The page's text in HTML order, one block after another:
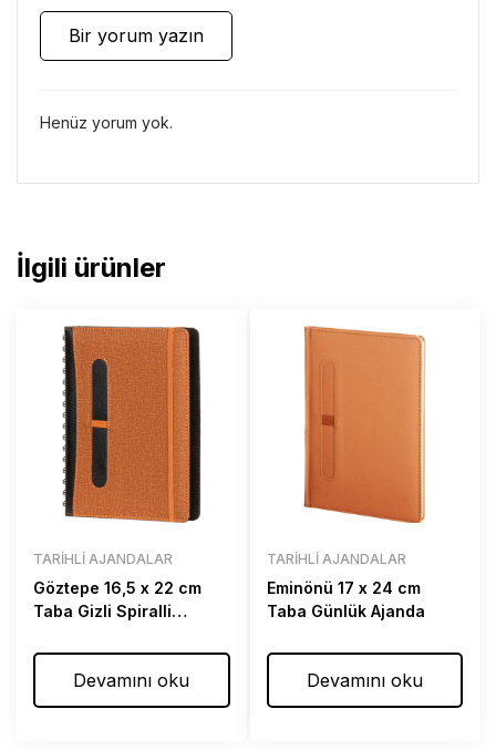
Bir yorum yazın
Henüz yorum yok.
İlgili ürünler
TARIHLI AJANDALAR
Göztepe 16,5 x 22 cm
Taba Gizli Spiralli
Devamını oku
TARIHLI AJANDALAR
Eminönü 17 x 24 cm
Taba Günlük Ajanda
Devamını oku